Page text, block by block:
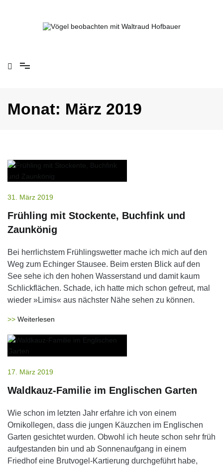
Monat: März 2019
31. März 2019
Frühling mit Stockente, Buchfink und
Zaunkönig
Bei herrlichstem Frühlingswetter mache ich mich auf den
Weg zum Echinger Stausee. Beim ersten Blick auf den
See sehe ich den hohen Wasserstand und damit kaum
Schlickflächen. Schade, ich hatte mich schon gefreut, mal
wieder »Limis« aus nächster Nähe sehen zu können.
Weiterlesen
17. März 2019
Waldkauz-Familie im Englischen Garten
Wie schon im letzten Jahr erfahre ich von einem
Ornikollegen, dass die jungen Käuzchen im Englischen
Garten gesichtet wurden. Obwohl ich heute schon sehr früh
aufgestanden bin und ab Sonnenaufgang in einem
Friedhof eine Brutvogel-Kartierung durchgeführt habe,